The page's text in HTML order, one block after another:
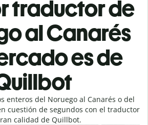
traductor de
al Canarés
es de
enteros del Noruego al Canarés o del
cuestión de segundos con el traductor
calidad de Quillbot.